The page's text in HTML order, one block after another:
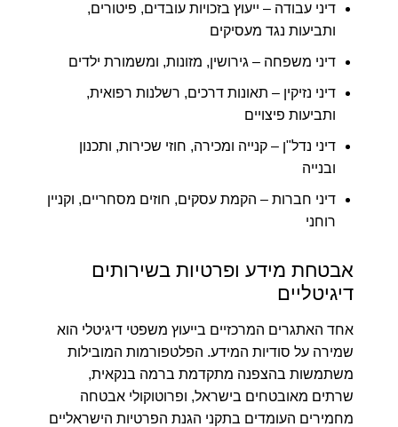
דיני עבודה – ייעוץ בזכויות עובדים, פיטורים,
ותביעות נגד מעסיקים
דיני משפחה – גירושין, מזונות, ומשמורת ילדים
דיני נזיקין – תאונות דרכים, רשלנות רפואית,
ותביעות פיצויים
דיני נדל"ן – קנייה ומכירה, חוזי שכירות, ותכנון
ובנייה
דיני חברות – הקמת עסקים, חוזים מסחריים, וקניין
רוחני
אבטחת מידע ופרטיות בשירותים
דיגיטליים
אחד האתגרים המרכזיים בייעוץ משפטי דיגיטלי הוא
שמירה על סודיות המידע. הפלטפורמות המובילות
משתמשות בהצפנה מתקדמת ברמה בנקאית,
שרתים מאובטחים בישראל, ופרוטוקולי אבטחה
מחמירים העומדים בתקני הגנת הפרטיות הישראליים